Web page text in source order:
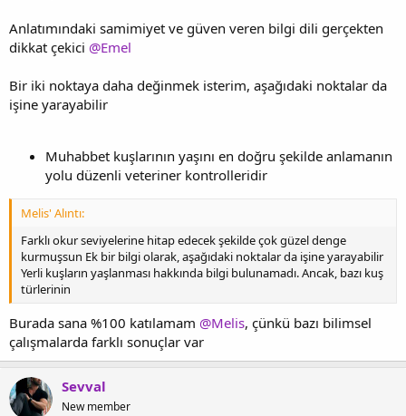
Anlatımındaki samimiyet ve güven veren bilgi dili gerçekten
dikkat çekici @Emel
Bir iki noktaya daha değinmek isterim, aşağıdaki noktalar da
işine yarayabilir
Muhabbet kuşlarının yaşını en doğru şekilde anlamanın
yolu düzenli veteriner kontrolleridir
Melis' Alıntı:
Farklı okur seviyelerine hitap edecek şekilde çok güzel denge
kurmuşsun Ek bir bilgi olarak, aşağıdaki noktalar da işine yarayabilir
Yerli kuşların yaşlanması hakkında bilgi bulunamadı. Ancak, bazı kuş
türlerinin
Burada sana %100 katılamam @Melis, çünkü bazı bilimsel
çalışmalarda farklı sonuçlar var
Sevval
New member